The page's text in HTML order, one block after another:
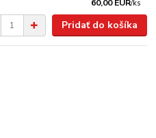
60,00 EUR/ks
Pridať do košíka